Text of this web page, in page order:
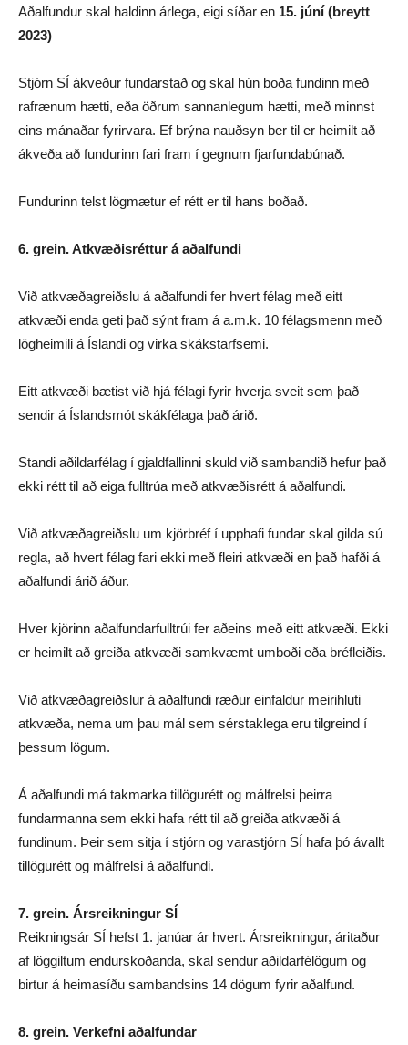
Aðalfundur skal haldinn árlega, eigi síðar en 15. júní (breytt
2023)
Stjórn SÍ ákveður fundarstað og skal hún boða fundinn með
rafrænum hætti, eða öðrum sannanlegum hætti, með minnst
eins mánaðar fyrirvara. Ef brýna nauðsyn ber til er heimilt að
ákveða að fundurinn fari fram í gegnum fjarfundabúnað.
Fundurinn telst lögmætur ef rétt er til hans boðað.
6. grein. Atkvæðisréttur á aðalfundi
Við atkvæðagreiðslu á aðalfundi fer hvert félag með eitt
atkvæði enda geti það sýnt fram á a.m.k. 10 félagsmenn með
lögheimili á Íslandi og virka skákstarfsemi.
Eitt atkvæði bætist við hjá félagi fyrir hverja sveit sem það
sendir á Íslandsmót skákfélaga það árið.
Standi aðildarfélag í gjaldfallinni skuld við sambandið hefur það
ekki rétt til að eiga fulltrúa með atkvæðisrétt á aðalfundi.
Við atkvæðagreiðslu um kjörbréf í upphafi fundar skal gilda sú
regla, að hvert félag fari ekki með fleiri atkvæði en það hafði á
aðalfundi árið áður.
Hver kjörinn aðalfundarfulltrúi fer aðeins með eitt atkvæði. Ekki
er heimilt að greiða atkvæði samkvæmt umboði eða bréfleiðis.
Við atkvæðagreiðslur á aðalfundi ræður einfaldur meirihluti
atkvæða, nema um þau mál sem sérstaklega eru tilgreind í
þessum lögum.
Á aðalfundi má takmarka tillögurétt og málfrelsi þeirra
fundarmanna sem ekki hafa rétt til að greiða atkvæði á
fundinum. Þeir sem sitja í stjórn og varastjórn SÍ hafa þó ávallt
tillögurétt og málfrelsi á aðalfundi.
7. grein. Ársreikningur SÍ
Reikningsár SÍ hefst 1. janúar ár hvert. Ársreikningur, áritaður
af löggiltum endurskoðanda, skal sendur aðildarfélögum og
birtur á heimasíðu sambandsins 14 dögum fyrir aðalfund.
8. grein. Verkefni aðalfundar